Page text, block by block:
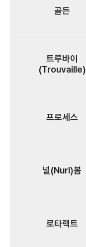
골든
트루바이
(Trouvaille)
프로세스
널(Nurl)봄
로타랙트